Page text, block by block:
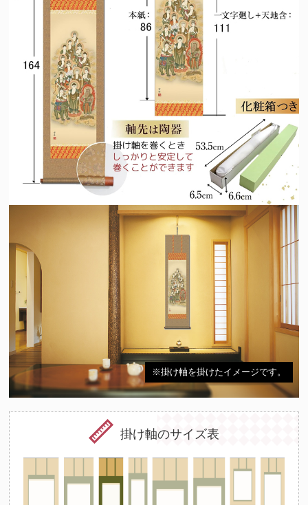
地蔵菩薩 じぞうぼさつ
みろくぼさつ
薬師如来 やくしにょらい
百カ日 観世音菩薩 かんのんぼさつ
勢至菩薩 せいしぼさつ
阿弥陀如来 あみだにょらい
阿閃如来あしゅくにょらい
十三回忌 大日如来 だいにちにょらい
三十三回忌 虚空蔵菩薩こくうぞうぼさつ
十三仏の中には、人それぞれの守り本尊があるとされています。
（十二支の守護仏にも起因）法要を期に祖先の供養とご自身やご家
族の守護を目的として心安らかな日々を過ごせるようこの掛け軸を
お掛けくださいませ。
※掛け軸を掛けたイメージです。
掛け軸のサイズ表